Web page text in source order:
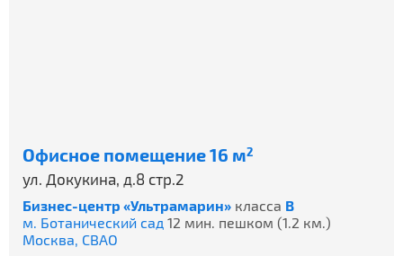
Офисное помещение 16 м2
ул. Докукина, д.8 стр.2
Бизнес-центр «Ультрамарин» класса B
м. Ботанический сад 12 мин. пешком (1.2 км.)
Москва, СВАО